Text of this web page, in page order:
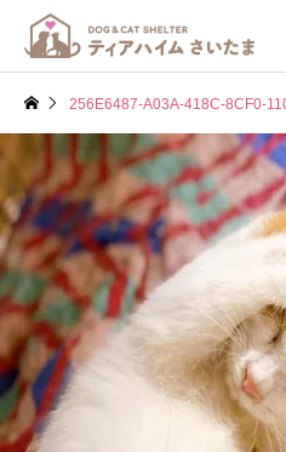
256E6487-A03A-418C-8CF0-